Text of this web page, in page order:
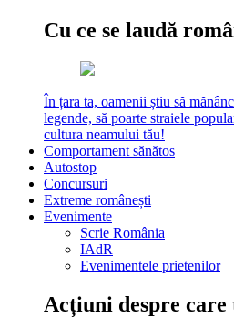
Cu ce se laudă
În țara ta, oamenii știu să
legende, să poarte straiele
cultura neamului tău!
Comportament sănătos
Autostop
Concursuri
Extreme românești
Evenimente
Scrie România
IAdR
Evenimentele prietenilor
Acțiuni despre care